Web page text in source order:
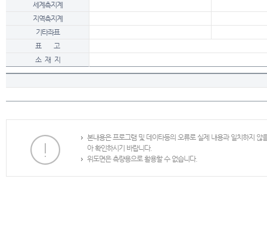
세계측지계
지역측지계
기타좌표
표 고
소 재 지
본내용은 프로그램 및 데이타등의 오류로 실제 내용과 일치하지
아 확인하시기 바랍니다.
위도면은 측량용으로 활용할 수 없습니다.